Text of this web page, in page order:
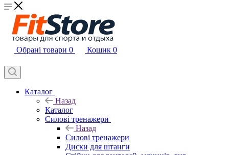
Обрані товари 0 Кошик 0
Каталог
Назад
Каталог
Силові тренажери
Назад
Силові тренажери
Диски для штанги